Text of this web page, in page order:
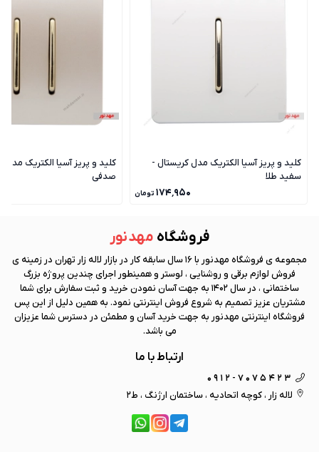
کلید و پریز آسیا الکتریک مدل کریستال -
سفید طلا
۱۷۴٬۹۵۰ تومان
کلید و پریز آسیا الکتریک مدل
صدفی
فروشگاه مهد نور
مجموعه ی فروشگاه مهد نور
با 16 سال سابقه کار در بازار لاله زار تهران در زمینه ی
فروش لوازم برقی و روشنایی ، لوستر و همینطور اجرای چندین پروژه بزرگ
ساختمانی ، در سال 1402 به جهت آسان نمودن خرید و ثبت سفارش برای شما
مشتریان عزیز تصمیم به شروع فروش اینترنتی نمود. به همین دلیل از این پس
فروشگاه اینترنتی مهد نور به جهت خرید آسان و مطمئن در دسترس شما عزیزان
می باشد.
ارتباط با ما
0912-7075423
لاله زار ، کوچه اتحادیه ، ساختمان ارژنگ ، ط2